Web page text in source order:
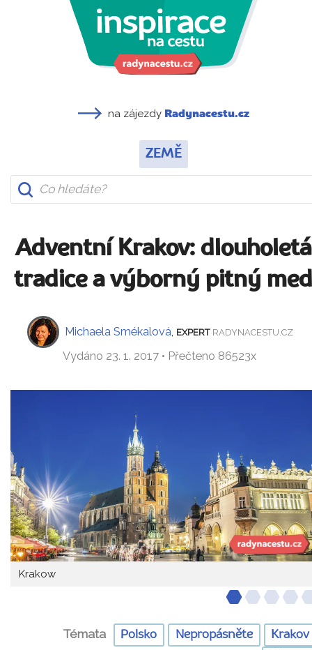
na zájezdy Radynacestu.cz
ZEMĚ
Adventní Krakov: dlouholetá
tradice a výborný pitný
Michaela Smékalová EXPERT RADYNACESTU.CZ
Vydáno 23. 1. 2017 • Přečteno 86523x
Krakow
Témata Polsko Nepropásněte
Krakov